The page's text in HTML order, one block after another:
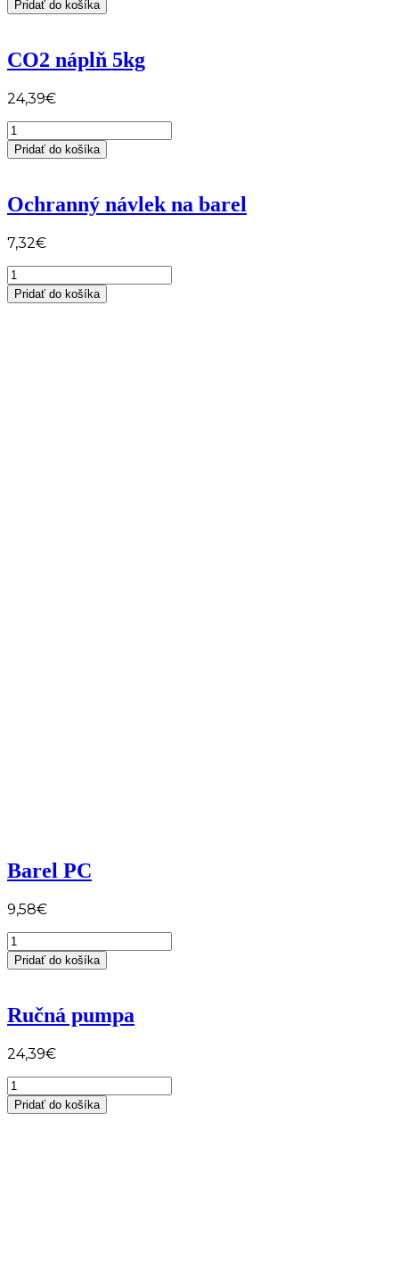
na
Pridať do košíka
CO2 náplň 5kg
24,39€
množstvo
CO2
náplň
Pridať do košíka
Ochranný návlek na barel
7,32€
množstvo
Ochranný
návlek
Pridať do košíka
Barel PC
9,58€
množstvo
Barel
PC
Pridať do košíka
Ručná pumpa
24,39€
množstvo
Ručná
pumpa
Pridať do košíka